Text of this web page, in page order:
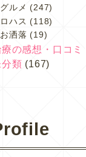
グルメ (247)
ロハス (118)
お洒落 (19)
の感想・口コミ
類 (167)